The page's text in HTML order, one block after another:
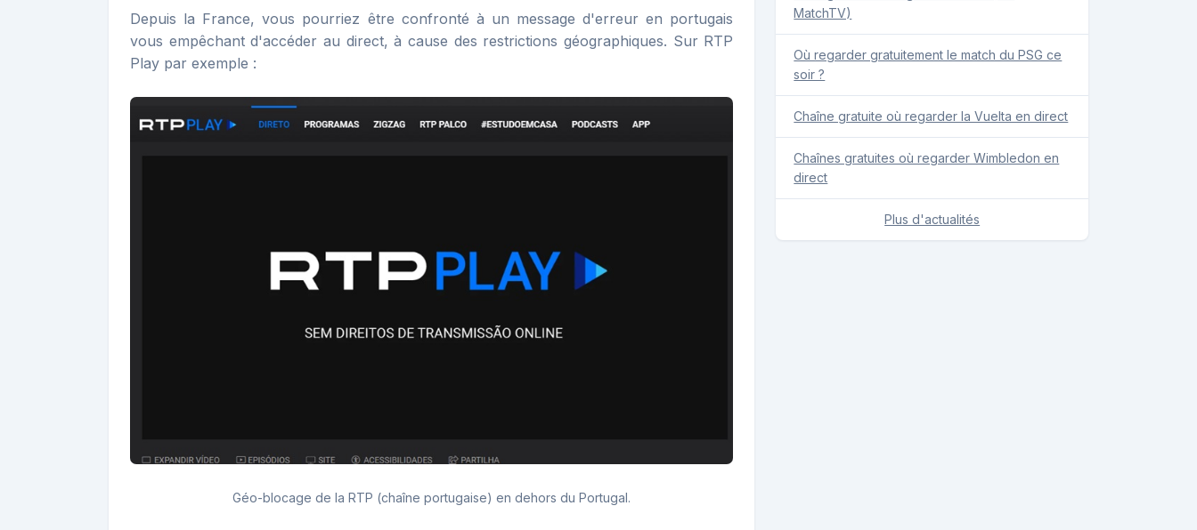
Depuis la France, vous pourriez être confronté à un message d'erreur en portugais
vous empêchant d'accéder au direct, à cause des restrictions géographiques. Sur RTP
Play par exemple :
Géo-blocage de la RTP (chaîne portugaise) en dehors du Portugal.
MatchTV)
Où regarder gratuitement le match du PSG ce
soir ?
Chaîne gratuite où regarder la Vuelta en direct
Chaînes gratuites où regarder Wimbledon en
direct
Plus d'actualités